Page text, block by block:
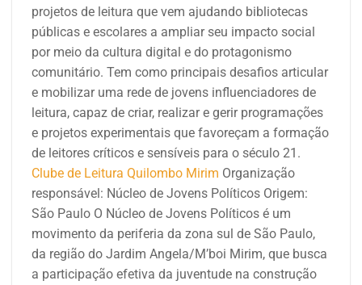
projetos de leitura que vem ajudando bibliotecas
públicas e escolares a ampliar seu impacto social
por meio da cultura digital e do protagonismo
comunitário. Tem como principais desafios articular
e mobilizar uma rede de jovens influenciadores de
leitura, capaz de criar, realizar e gerir programações
e projetos experimentais que favoreçam a formação
de leitores críticos e sensíveis para o século 21.
Clube de Leitura Quilombo Mirim Organização
responsável: Núcleo de Jovens Políticos Origem:
São Paulo O Núcleo de Jovens Políticos é um
movimento da periferia da zona sul de São Paulo,
da região do Jardim Angela/M’boi Mirim, que busca
a participação efetiva da juventude na construção